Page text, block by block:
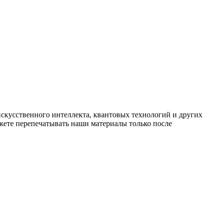
интеллекта, квантовых технологий и других
перепечатывать наши материалы только после